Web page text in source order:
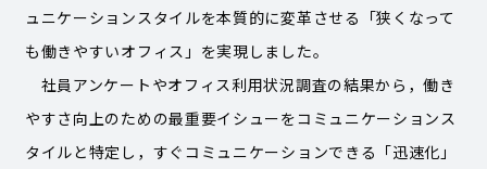
ュニケーションスタイルを本質的に変革させる「狭くなって
も働きやすいオフィス」を実現しました。
社員アンケートやオフィス利用状況調査の結果から，働き
やすさ向上のための最重要イシューをコミュニケーションス
タイルと特定し，すぐコミュニケーションできる「迅速化」